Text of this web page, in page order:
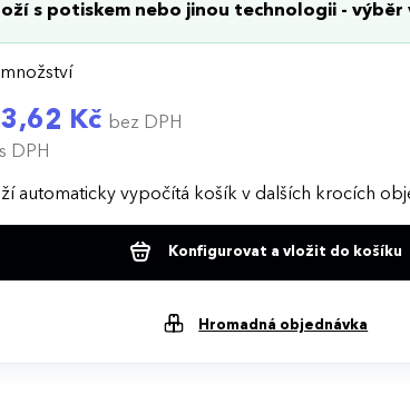
s potiskem nebo jinou technologii - výběr
Kč bez DPH
s DPH
automaticky vypočítá košík v dalších krocích
Konfigurovat a vložit do košíku
Hromadná objednávka